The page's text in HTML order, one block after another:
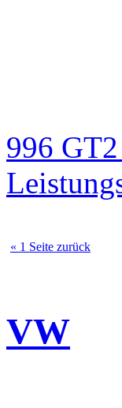
996
« 1 Seite zurück
VW